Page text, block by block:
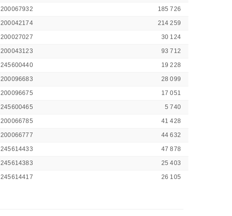
200067932
185 726
200042174
214 259
200027027
30 124
200043123
93 712
245600440
19 228
200096683
28 099
200096675
17 051
245600465
5 740
200066785
41 428
200066777
44 632
245614433
47 878
245614383
25 403
245614417 26 105